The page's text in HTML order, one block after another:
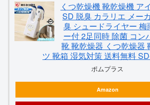
くつ乾燥機 靴乾燥機 ア
SD 脱臭 カラリエ メー
臭 シュードライヤー 梅
ー付 2足同時 除菌 コン
靴 靴乾燥器 くつ乾燥器
ツ 靴箱 湿気対策 送料無料
ポムプラス
Amazon